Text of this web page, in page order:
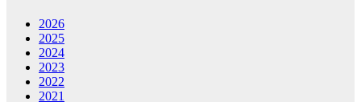
2026
2025
2024
2023
2022
2021